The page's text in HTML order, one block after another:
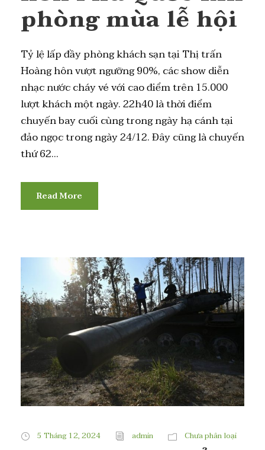
phòng mùa lễ hội
Tỷ lệ lấp đầy phòng khách sạn tại Thị trấn
Hoàng hôn vượt ngưỡng 90%, các show diễn
nhạc nước cháy vé với cao điểm trên 15.000
lượt khách một ngày. 22h40 là thời điểm
chuyến bay cuối cùng trong ngày hạ cánh tại
đảo ngọc trong ngày 24/12. Đây cũng là chuyến
thứ 62...
Read More
5 Tháng 12, 2024 admin Chưa phân loại